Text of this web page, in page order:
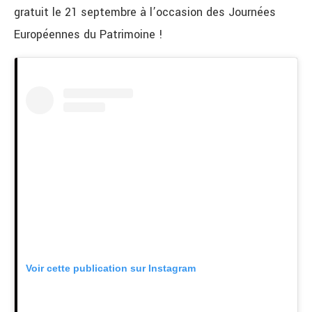
gratuit le 21 septembre à l’occasion des Journées
Européennes du Patrimoine !
Voir cette publication sur Instagram